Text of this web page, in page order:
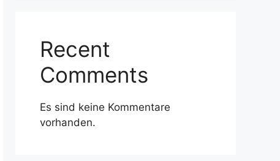
Recent
Comments
Es sind keine Kommentare
vorhanden.